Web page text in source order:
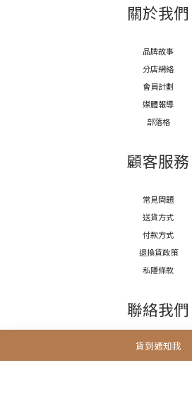
貨到通知我
關於我們
品牌故事
分店網絡
會員計劃
媒體報導
部落格
顧客服務
常見問題
送貨方式
付款方式
退換貨政策
私隱條款
聯絡我們
電話 / (852)5222 7654